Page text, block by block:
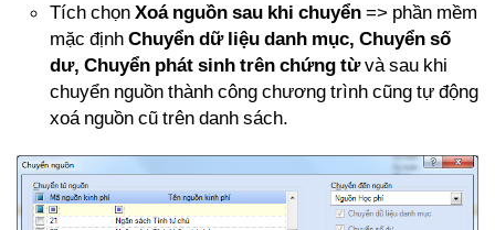
Tích chọn Xoá nguồn sau khi chuyển => phần mềm
mặc định Chuyển dữ liệu danh mục, Chuyển số
dư, Chuyển phát sinh trên chứng từvà sau khi
chuyển nguồn thành công chương trình cũng tự động
xoá nguồn cũ trên danh sách.